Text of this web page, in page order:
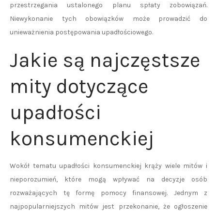
przestrzegania ustalonego planu spłaty zobowiązań.
Niewykonanie tych obowiązków może prowadzić do
unieważnienia postępowania upadłościowego.
Jakie są najczęstsze
mity dotyczące
upadłości
konsumenckiej
Wokół tematu upadłości konsumenckiej krąży wiele mitów i
nieporozumień, które mogą wpływać na decyzje osób
rozważających tę formę pomocy finansowej. Jednym z
najpopularniejszych mitów jest przekonanie, że ogłoszenie